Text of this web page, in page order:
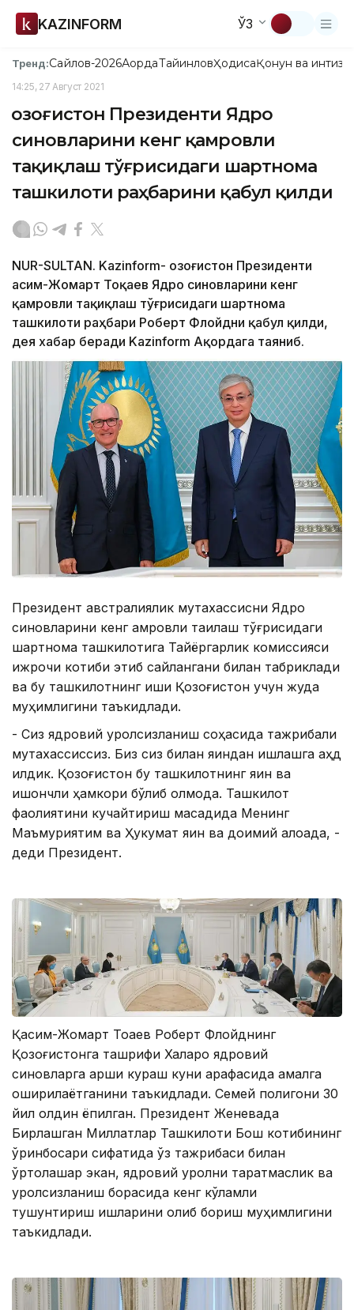
KAZINFORM ЎЗ
Тренд:Сайлов-2026АқордаТайинловҲодисаҚонун ва
14:25, 27 Август 2021
Қозоғистон Президенти Ядро
синовларини кенг қамровли
тақиқлаш тўғрисидаги шартнома
ташкилоти раҳбарини қабул қилди
NUR-SULTAN. Kazinform- Қозоғистон Президенти
Қасим-Жомарт Тоқаев Ядро синовларини кенг
қамровли тақиқлаш тўғрисидаги шартнома
ташкилоти раҳбари Роберт Флойдни қабул қилди,
дея хабар беради Kazinform Ақордага таяниб.
Президент австралиялик мутахассисни Ядро
синовларини кенг қамровли тақиқлаш тўғрисидаги
шартнома ташкилотига Тайёргарлик комиссияси
ижрочи котиби этиб сайлангани билан табриклади
ва бу ташкилотнинг иши Қозоғистон учун жуда
муҳимлигини таъкидлади.
- Сиз ядровий қуролсизланиш соҳасида тажрибали
мутахассиссиз. Биз сиз билан яқиндан ишлашга аҳд
қилдик. Қозоғистон бу ташкилотнинг яқин ва
ишончли ҳамкори бўлиб қолмоқда. Ташкилот
фаолиятини кучайтириш мақсадида Менинг
Маъмуриятим ва Ҳукумат яқин ва доимий алоқада, -
деди Президент.
Қасим-Жомарт Тоқаев Роберт Флойднинг
Қозоғистонга ташрифи Халқаро ядровий
синовларга қарши кураш куни арафасида амалга
оширилаётганини таъкидлади. Семей полигони 30
йил олдин ёпилган. Президент Женевада
Бирлашган Миллатлар Ташкилоти Бош котибининг
ўринбосари сифатида ўз тажрибаси билан
ўртоқлашар экан, ядровий қуролни тарқатмаслик ва
қуролсизланиш борасида кенг кўламли
тушунтириш ишларини олиб бориш муҳимлигини
таъкидлади.